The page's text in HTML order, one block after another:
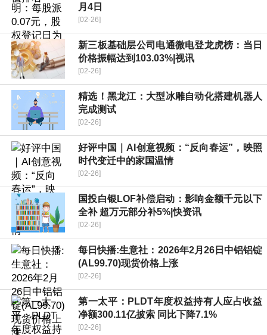
月4日
[02-26]
新三板基础层公司电通微电登龙虎榜：当日
价格振幅达到103.03%|视讯
[02-26]
精选！黑龙江：大型冰雕自动化搭建机器人
完成测试
[02-26]
好评中国｜AI创意视频：“反向春运”，映照
时代变迁中的家国温情
[02-26]
国投白银LOF补偿启动：影响金额千元以下
全补 超万元部分补5%|快资讯
[02-26]
每日快播:生意社：2026年2月26日中铝铝锭
(AL99.70)现货价格上涨
[02-26]
第一太平：PLDT年度权益持有人应占收益
净额300.11亿披索 同比下降7.1%
[02-26]